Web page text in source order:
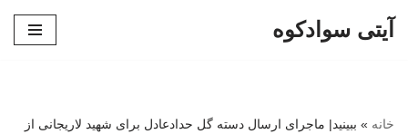
آیتی سوادکوه
خانه » ببینید| ماجرای ارسال دسته گل حدادعادل برای شهید لاریجانی از